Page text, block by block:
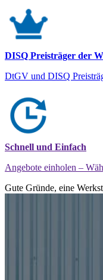
DISQ Preisträger der
DtGV und DISQ
Schnell und Einfach
Angebote einholen –
Gute Gründe, eine